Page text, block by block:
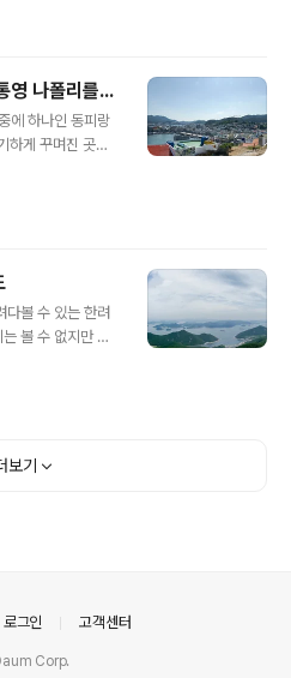
영 나폴리를...
에 하나인 동피랑
하게 꾸며진 곳인
어오는 장관이
다볼 수 있는 한려
볼 수 없지만 남
보기
로그인 고객센터
Corp.